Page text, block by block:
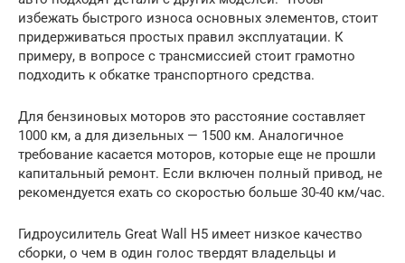
избежать быстрого износа основных элементов, стоит
придерживаться простых правил эксплуатации. К
примеру, в вопросе с трансмиссией стоит грамотно
подходить к обкатке транспортного средства.
Для бензиновых моторов это расстояние составляет
1000 км, а для дизельных — 1500 км. Аналогичное
требование касается моторов, которые еще не прошли
капитальный ремонт. Если включен полный привод, не
рекомендуется ехать со скоростью больше 30-40 км/час.
Гидроусилитель Great Wall H5 имеет низкое качество
сборки, о чем в один голос твердят владельцы и